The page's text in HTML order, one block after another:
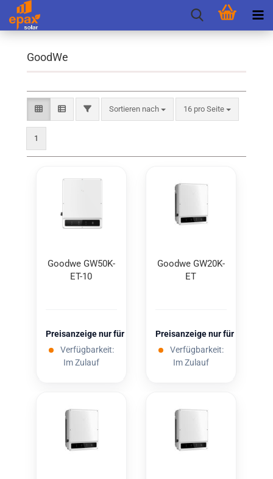
GoodWe
FILTERSortieren nach 16 pro Seite
1
Good­we GW50K-​​
ET-10
Preisanzeige nur für freigeschaltete Kunden
Verfügbarkeit:
Im Zulauf
Good­we GW20K-​​
ET
Preisanzeige nur für
Verfügbarkeit:
Im Zulauf